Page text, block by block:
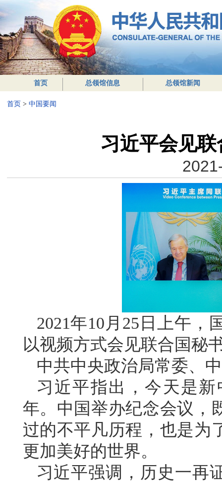
首页 总领馆信息 总领馆新闻
首页 > 中国要闻
习近平会见
2021年10月25日上午，
以视频方式会见联合国秘
中共中央政治局常委、
习近平指出，今天是
年。中国举办纪念会议，
过的不平凡历程，也是为
更加美好的世界。
习近平强调，历史一再